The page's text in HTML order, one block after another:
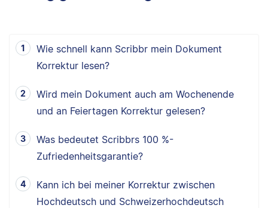
Wie schnell kann Scribbr mein Dokument
Korrektur lesen?
Wird mein Dokument auch am Wochenende
und an Feiertagen Korrektur gelesen?
Was bedeutet Scribbrs 100 %-
Zufriedenheitsgarantie?
Kann ich bei meiner Korrektur zwischen
Hochdeutsch und Schweizerhochdeutsch